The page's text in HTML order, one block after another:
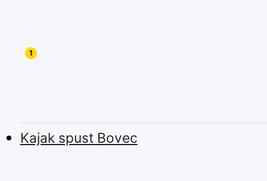
Kajak spust Bovec